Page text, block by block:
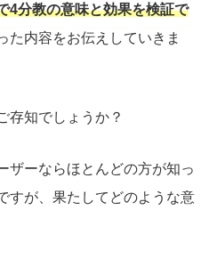
4分教の意味と効果を検証で
た内容をお伝えしていきま
存知でしょうか？
ザーならほとんどの方が知っ
すが、果たしてどのような意